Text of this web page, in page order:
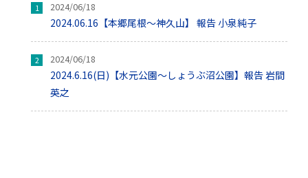
2024.06.16【本郷尾根～神久山】 報告 小泉純子
2024/06/18
2024.6.16(日)【水元公園～しょうぶ沼公園】報告 岩間
英之
2024/06/18